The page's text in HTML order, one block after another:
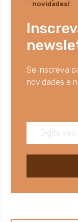
novidades!
Se inscreva
novidades e